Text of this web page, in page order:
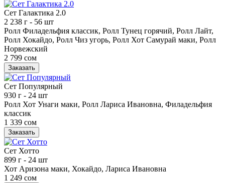
Сет Галактика 2.0
2 238 г - 56 шт
Ролл Филадельфия классик, Ролл Тунец горячий, Ролл Лайт,
Ролл Хокайдо, Ролл Чиз угорь, Ролл Хот Самурай маки, Ролл
Норвежский
2 799 сом
Заказать
Сет Популярный
930 г - 24 шт
Ролл Хот Унаги маки, Ролл Лариса Ивановна, Филадельфия
классик
1 339 сом
Заказать
Сет Хотто
899 г - 24 шт
Хот Аризона маки, Хокайдо, Лариса Ивановна
1 249 сом